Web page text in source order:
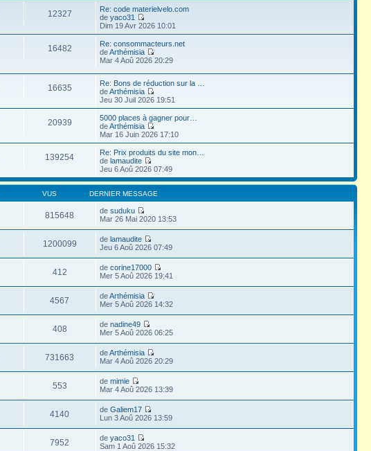
12327
Re: code materielvelo.com
deyaco31
Dim 19 Avr 2026 10:01
16482
Re: consommacteurs.net
deArthémisia
Mar 4 Aoû 2026 20:29
16635
Re: Bons de réduction sur la …
deArthémisia
Jeu 30 Juil 2026 19:51
20939
5000 places à gagner pour…
deArthémisia
Mar 16 Juin 2026 17:10
139254
Re: Prix produits du site mon…
delamaudite
Jeu 6 Aoû 2026 07:49
VUS DERNIER MESSAGE
815648 desuduku
Mar 26 Mai 2020 13:53
1200099 delamaudite
Jeu 6 Aoû 2026 07:49
412 decorine17000
Mer 5 Aoû 2026 19:41
4567 deArthémisia
Mer 5 Aoû 2026 14:32
408 denadine49
Mer 5 Aoû 2026 06:25
731663 deArthémisia
Mar 4 Aoû 2026 20:29
553 demimie
Mar 4 Aoû 2026 13:39
4140 deGaliem17
Lun 3 Aoû 2026 13:59
7952 deyaco31
Sam 1 Aoû 2026 15:32